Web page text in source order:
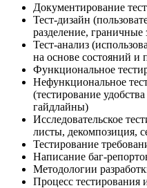
Документирование
Тест-дизайн
разделение, граничные
Тест-анализ
на основе состояний и
Функциональное
Нефункциональное
(тестирование
гайдлайны)
Исследовательское
листы, декомпозиция,
Тестирование
Написание баг-
Методологии
Процесс тестирования